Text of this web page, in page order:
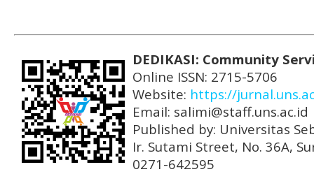
DEDIKASI: Community
Online ISSN: 2715-5706
Website: https://
Email: salimi@staff.uns.ac.id
Published by: Universitas
Ir. Sutami Street, No. 36A,
0271-642595